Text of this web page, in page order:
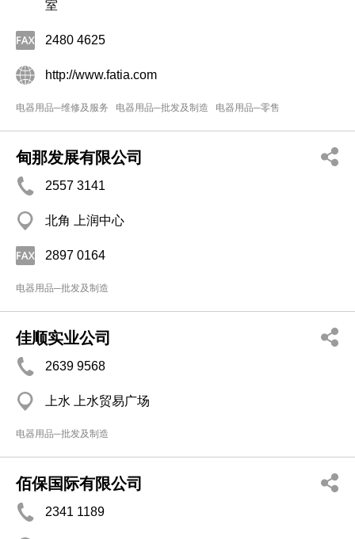
室
2480 4625
http://www.fatia.com
电器用品─维修及服务 电器用品─批发及制造 电器用品─零售
甸那发展有限公司
2557 3141
北角 上润中心
2897 0164
电器用品─批发及制造
佳顺实业公司
2639 9568
上水 上水贸易广场
电器用品─批发及制造
佰保国际有限公司
2341 1189